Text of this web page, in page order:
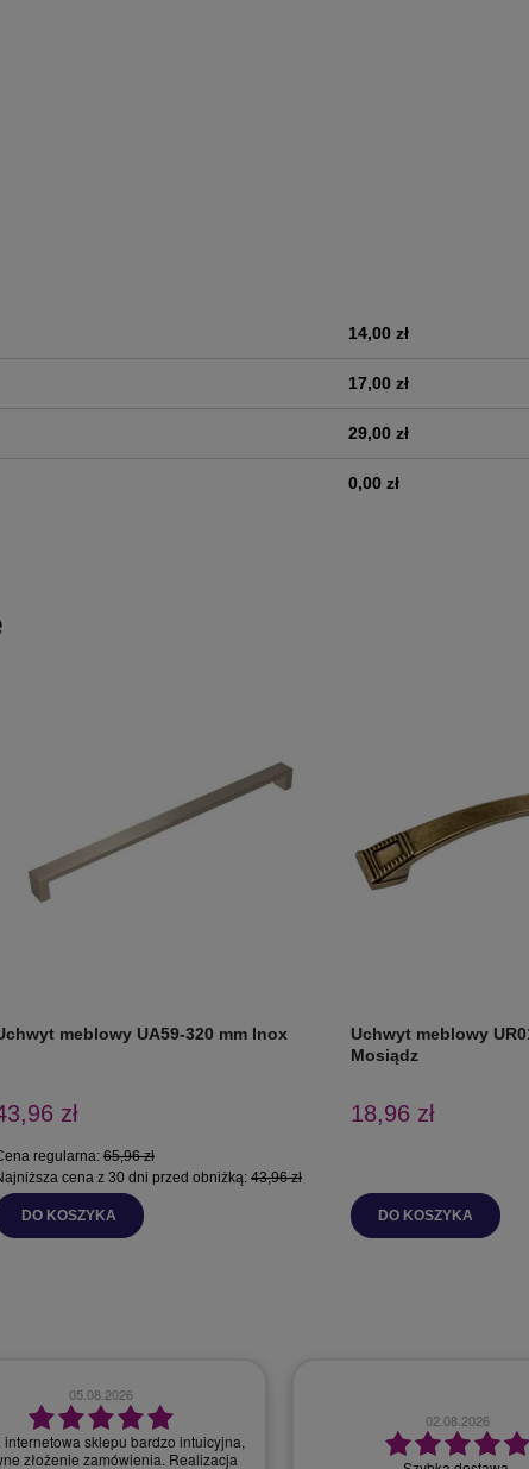
14,00 zł
17,00 zł
29,00 zł
0,00 zł
meblowy UA59-320 mm Inox
zł
regularna: 65,96 zł
cena z 30 dni przed obniżką: 43,96 zł
DO KOSZYKA
Uchwyt meblowy
Mosiądz
18,96 zł
DO KOSZYKA
30.07.2026
bardzo dobry kontakt, szybka